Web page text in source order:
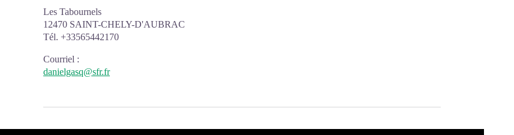
Les Tabournels
12470 SAINT-CHELY-D'AUBRAC
Tél. +33565442170
Courriel :
danielgasq@sfr.fr